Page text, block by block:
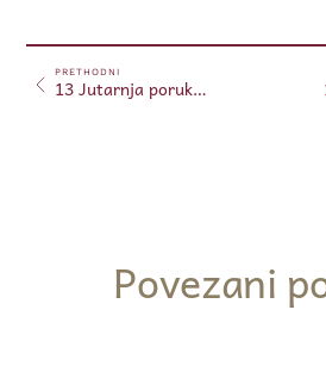
PRETHODNI
13 Jutarnja poruka 13.06.2024. (Free)
Povezani